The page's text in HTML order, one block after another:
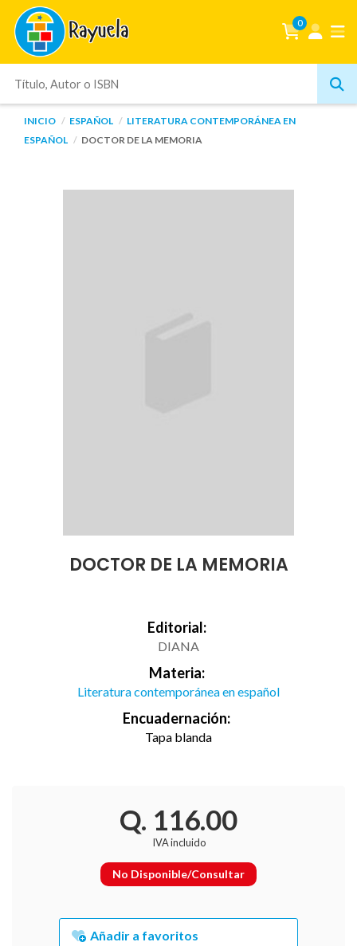
0
INICIO ESPAÑOL
LITERATURA CONTEMPORÁNEA EN
ESPAÑOL
DOCTOR DE LA MEMORIA
DOCTOR DE LA MEMORIA
Editorial:
DIANA
Materia:
Literatura contemporánea en español
Encuadernación:
Tapa blanda
Q. 116.00
IVA incluido
No Disponible/Consultar
Añadir a favoritos